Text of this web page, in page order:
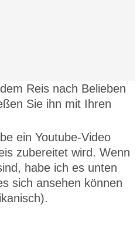
Reis nach Belieben
Sie ihn mit Ihren
ein Youtube-Video
zubereitet wird. Wenn
habe ich es unten
sich ansehen können